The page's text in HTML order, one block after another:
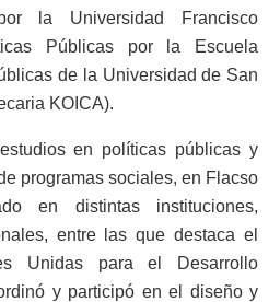
la Universidad Francisco
Públicas por la Escuela
de la Universidad de San
KOICA).
en políticas públicas y
programas sociales, en Flacso
en distintas instituciones,
entre las que destaca el
Unidas para el Desarrollo
y participó en el diseño y